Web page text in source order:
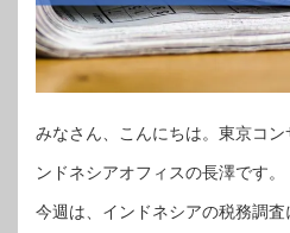
みなさん、こんにちは。東京コ
ンドネシアオフィスの長澤です。
今週は、インドネシアの税務調査